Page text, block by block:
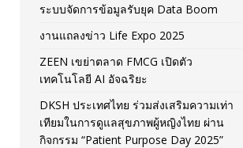
ระบบจัดการข้อมูลรับยุค Data Boom
งานแถลงข่าว Life Expo 2025
ZEEN เขย่าตลาด FMCG เปิดตัว
เทคโนโลยี AI อัจฉริยะ
DKSH ประเทศไทย ร่วมส่งเสริมความเท่า
เทียมในการดูแลสุขภาพผู้หญิงไทย ผ่าน
กิจกรรม “Patient Purpose Day 2025”